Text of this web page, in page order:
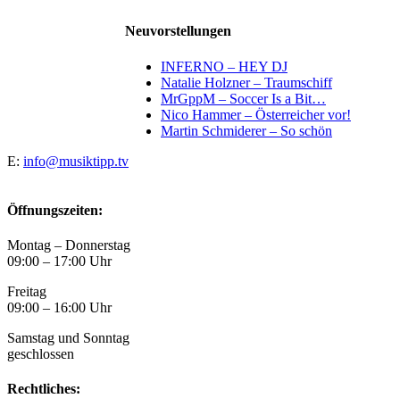
Neuvorstellungen
INFERNO – HEY DJ
Natalie Holzner – Traumschiff
MrGppM – Soccer Is a Bit…
Nico Hammer – Österreicher vor!
Martin Schmiderer – So schön
E: info@musiktipp.tv
Öffnungszeiten:
Montag – Donnerstag
09:00 – 17:00 Uhr
Freitag
09:00 – 16:00 Uhr
Samstag und Sonntag
geschlossen
Rechtliches: